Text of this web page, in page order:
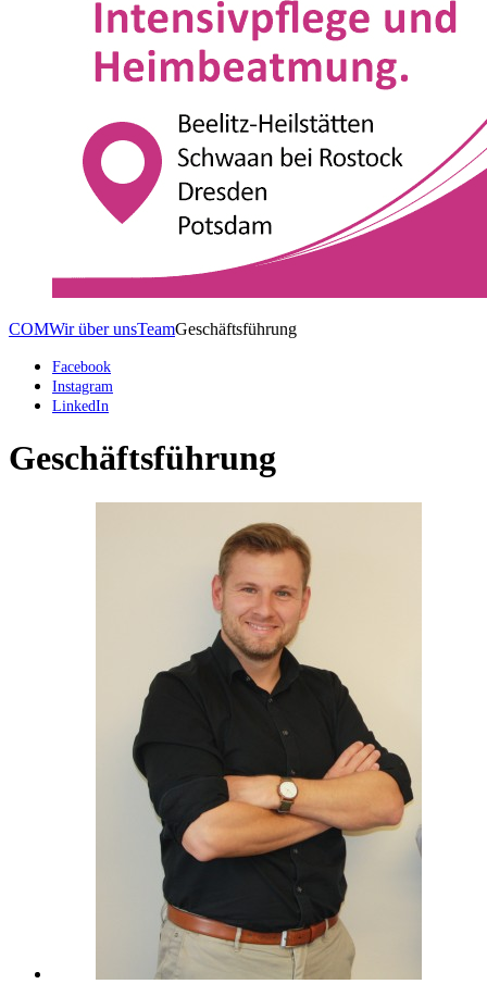
COMWir über unsTeamGeschäftsführung
Facebook
Instagram
LinkedIn
Geschäftsführung